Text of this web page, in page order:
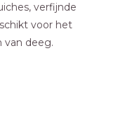
verfijnde
voor het
van deeg.